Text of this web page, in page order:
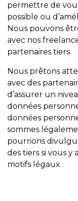
permettre de
possible ou
Nous pouvons
avec nos
partenaires tiers
Nous prêtons
avec des
d’assurer un
données
données
sommes
pourrions
des tiers si vous y
motifs légaux.